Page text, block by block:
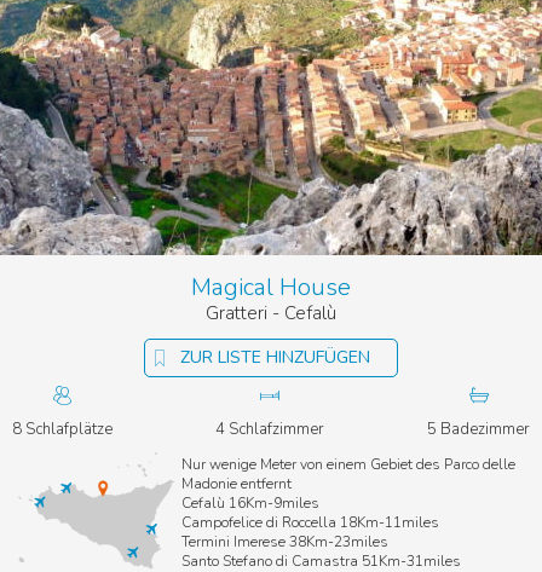
ZUR LISTE HINZUFÜGEN
Magical House
Gratteri - Cefalù
8 Schlafplätze 4 Schlafzimmer 5 Badezimmer
Nur wenige Meter von einem Gebiet des Parco delle
Madonie entfernt
Cefalù 16Km-9miles
Campofelice di Roccella 18Km-11miles
Termini Imerese 38Km-23miles
Santo Stefano di Camastra 51Km-31miles